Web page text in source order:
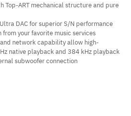
Top-ART mechanical structure and pure
DAC for superior S/N performance
from your favorite music services
network capability allow high-
native playback and 384 kHz playback
subwoofer connection